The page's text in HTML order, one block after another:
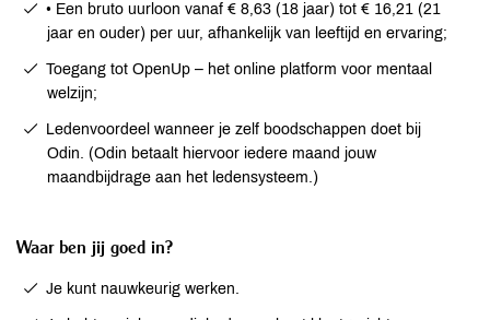
• Een bruto uurloon vanaf € 8,63 (18 jaar) tot € 16,21 (21
jaar en ouder) per uur, afhankelijk van leeftijd en ervaring;
Toegang tot OpenUp – het online platform voor mentaal
welzijn;
Ledenvoordeel wanneer je zelf boodschappen doet bij
Odin. (Odin betaalt hiervoor iedere maand jouw
maandbijdrage aan het ledensysteem.)
Waar ben jij goed in?
Je kunt nauwkeurig werken.